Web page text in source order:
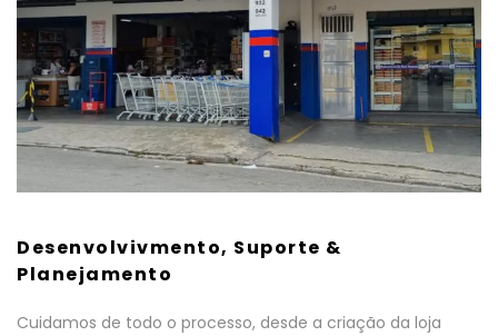
Desenvolvivmento, Suporte &
Planejamento
Cuidamos de todo o processo, desde a criação da loja